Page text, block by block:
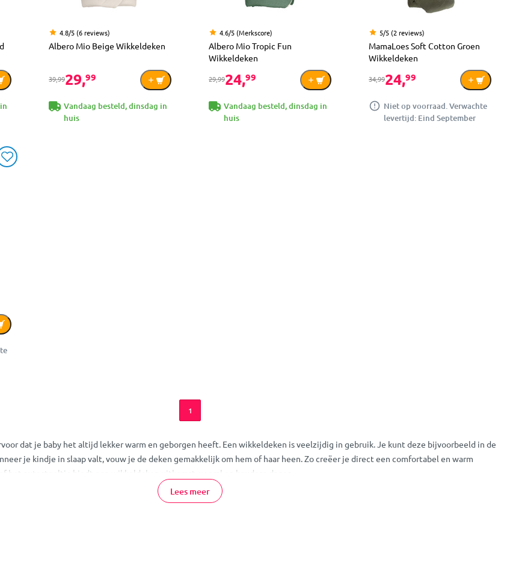
4.8/5 (6 reviews)
Albero Mio Beige Wikkeldeken
39,9929,99
Vandaag besteld, dinsdag in
huis
4.6/5 (Merkscore)
Albero Mio Tropic Fun
Wikkeldeken
29,9924,99
Vandaag besteld, dinsdag in
huis
5/5 (2 reviews)
MamaLoes Soft Cotton Groen
Wikkeldeken
34,9924,99
Niet op voorraad. Verwachte
levertijd: Eind September
1
dat je baby het altijd lekker warm en geborgen heeft. Een wikkeldeken is veelzijdig in gebruik. Je kunt deze bijvoorbeeld in de
je kindje in slaap valt, vouw je de deken gemakkelijk om hem of haar heen. Zo creëer je direct een comfortabel en warm
het autostoeltje biedt een wikkeldeken uitkomst, vooral op koudere dagen.
Lees meer